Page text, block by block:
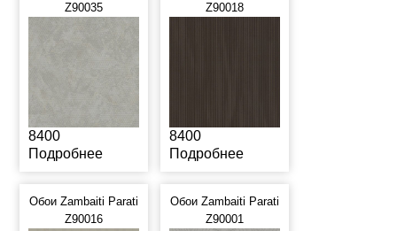
Z90035
8400
Подробнее
Z90018
8400
Подробнее
Обои Zambaiti Parati
Z90016
Обои Zambaiti Parati
Z90001